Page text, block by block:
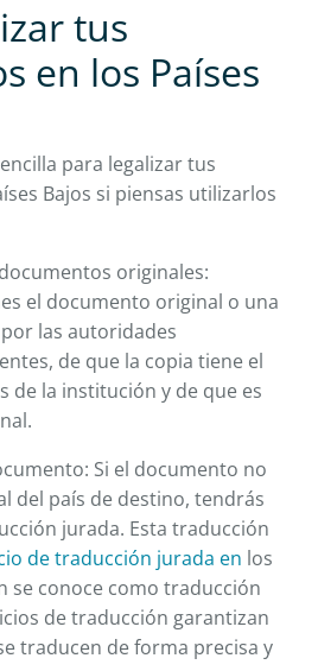
tus
en los Países
para legalizar tus
Bajos si piensas utilizarlos
originales:
el documento original o una
las autoridades
de que la copia tiene el
de la institución y de que es
Si el documento no
del país de destino, tendrás
jurada. Esta traducción
de traducción jurada en los
se conoce como traducción
de traducción garantizan
traducen de forma precisa y